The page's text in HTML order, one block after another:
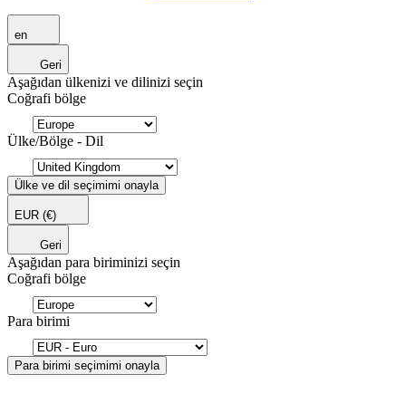
en
Geri
Aşağıdan ülkenizi ve dilinizi seçin
Coğrafi bölge
Ülke/Bölge - Dil
Ülke ve dil seçimimi onayla
EUR (€)
Geri
Aşağıdan para biriminizi seçin
Coğrafi bölge
Para birimi
Para birimi seçimimi onayla